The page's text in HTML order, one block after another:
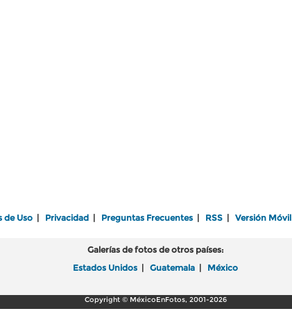
de Uso Privacidad Preguntas Frecuentes RSS Versión Móvil
Galerías de fotos de otros países:
Estados Unidos
Guatemala México
Copyright © MéxicoEnFotos, 2001-2026